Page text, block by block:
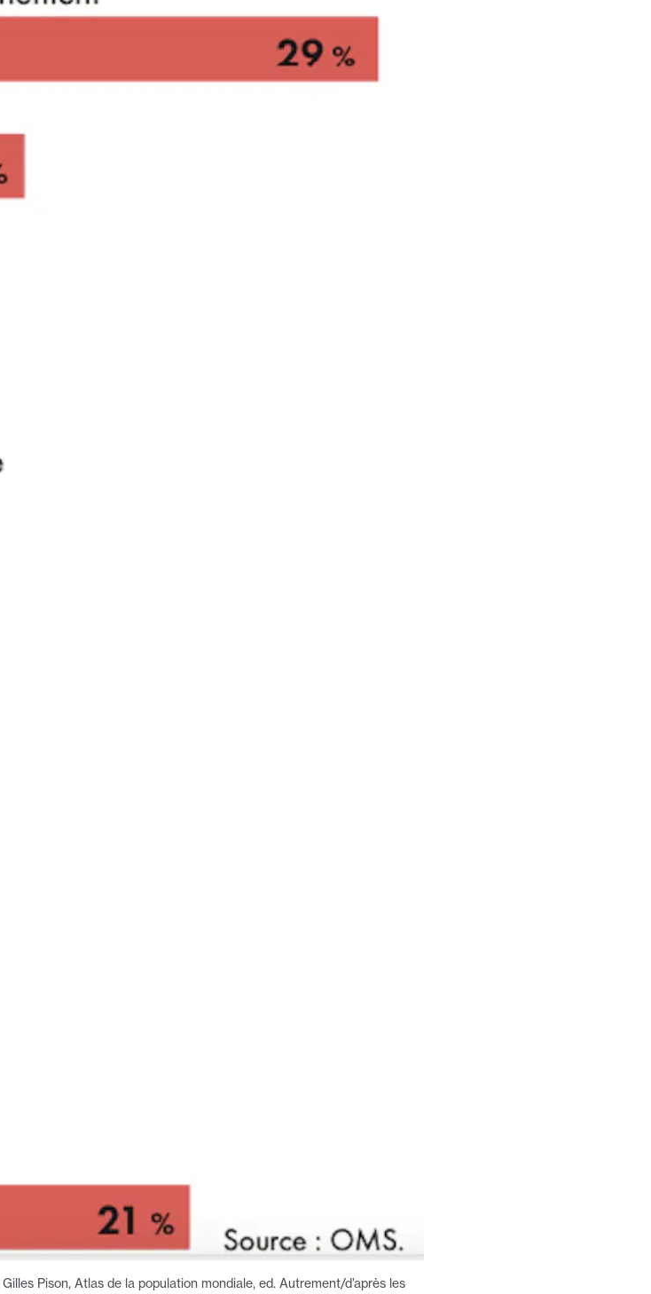
Gilles Pison, Atlas de la population mondiale, ed. Autrement/d’après les